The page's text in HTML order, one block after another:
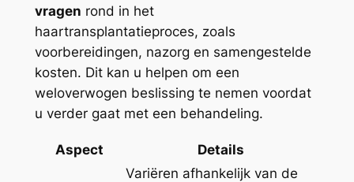
vragen rond in het
haartransplantatieproces, zoals
voorbereidingen, nazorg en samengestelde
kosten. Dit kan u helpen om een
weloverwogen beslissing te nemen voordat
u verder gaat met een behandeling.
Aspect Details
Variëren afhankelijk van de